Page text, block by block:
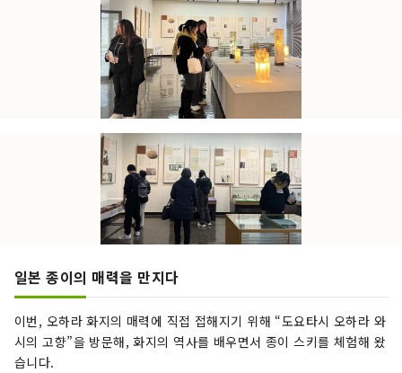
일본 종이의 매력을 만지다
이번, 오하라 화지의 매력에 직접 접해지기 위해 “도요타시 오하라 와
시의 고향”을 방문해, 화지의 역사를 배우면서 종이 스키를 체험해 왔
습니다.